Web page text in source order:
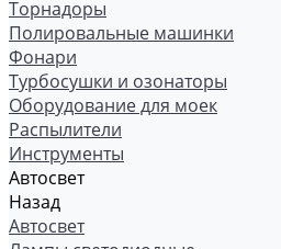
Торнадоры
Полировальные машинки
Фонари
Турбосушки и озонаторы
Оборудование для моек
Распылители
Инструменты
Автосвет
Назад
Автосвет